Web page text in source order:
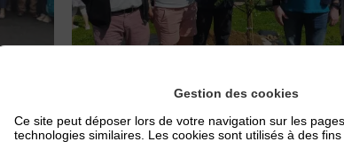
Accueil du jumelage avec
Gestion des cookies
Ce site peut déposer lors de votre navigation sur les
technologies similaires. Les cookies sont utilisés à des